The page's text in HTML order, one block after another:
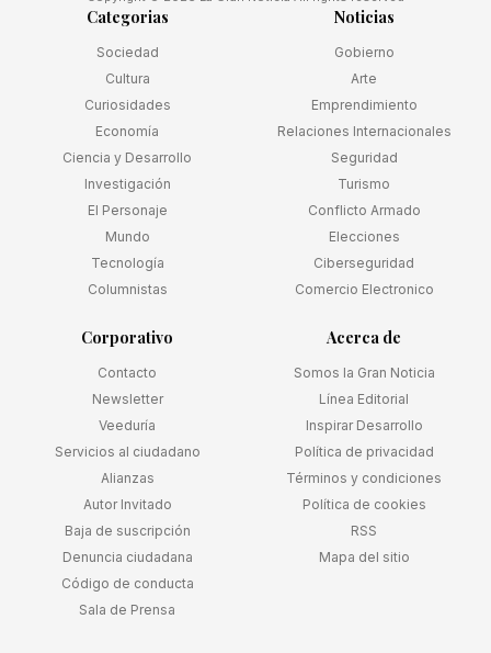
Categorias
Sociedad
Cultura
Curiosidades
Economía
Ciencia y Desarrollo
Investigación
El Personaje
Mundo
Tecnología
Columnistas
Noticias
Gobierno
Arte
Emprendimiento
Relaciones Internacionales
Seguridad
Turismo
Conflicto Armado
Elecciones
Ciberseguridad
Comercio Electronico
Corporativo
Contacto
Newsletter
Veeduría
Servicios al ciudadano
Alianzas
Autor Invitado
Baja de suscripción
Denuncia ciudadana
Código de conducta
Sala de Prensa
Acerca de
Somos la Gran Noticia
Línea Editorial
Inspirar Desarrollo
Política de privacidad
Términos y condiciones
Política de cookies
RSS
Mapa del sitio